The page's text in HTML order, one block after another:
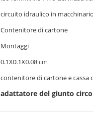
circuito idraulico in
Contenitore di cartone
Montaggi
0.1X0.1X0.08 cm
contenitore di cartone e cassa
adattatore del giunto